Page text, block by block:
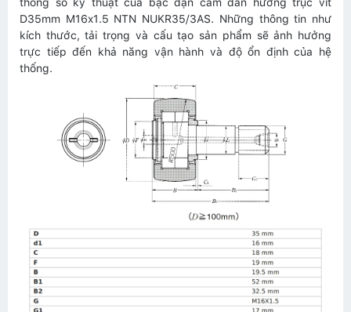
D35mm M16x1.5 NTN NUKR35/3AS. Những thông tin như
kích thước, tải trọng và cấu tạo sản phẩm sẽ ảnh hưởng
trực tiếp đến khả năng vận hành và độ ổn định của hệ
thống.